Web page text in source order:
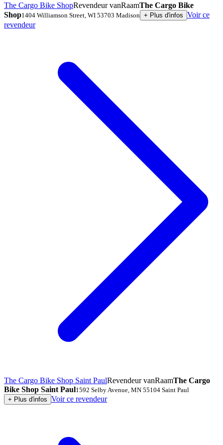
The Cargo Bike ShopRevendeur vanRaamThe Cargo Bike
Shop1404 Williamson Street WI 53703 Madison + Plus d'infos Voir ce
revendeur
The Cargo Bike Shop Saint PaulRevendeur vanRaamThe Cargo
Bike Shop Saint Paul1592 Selby Avenue MN 55104 Saint Paul
+ Plus d'infos Voir ce revendeur